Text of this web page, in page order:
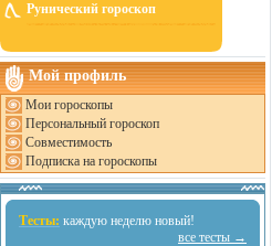
Рунический гороскоп
Мой профиль
Мои гороскопы
Персональный гороскоп
Совместимость
Подписка на гороскопы
Тесты: каждую неделю новый!
все тесты →